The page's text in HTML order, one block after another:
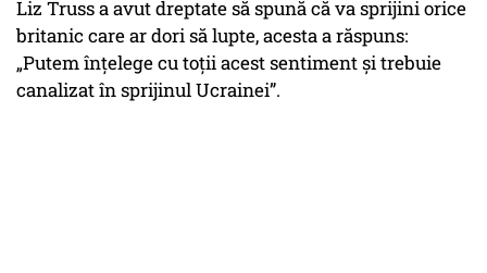
Liz Truss a avut dreptate să spună că va sprijini orice
britanic care ar dori să lupte, acesta a răspuns:
„Putem înțelege cu toții acest sentiment și trebuie
canalizat în sprijinul Ucrainei”.